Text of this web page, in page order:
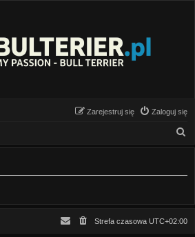
Zaloguj się
Zarejestruj się
z
Strefa czasowa UTC+02:00